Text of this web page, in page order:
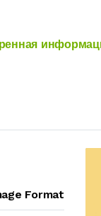
Format